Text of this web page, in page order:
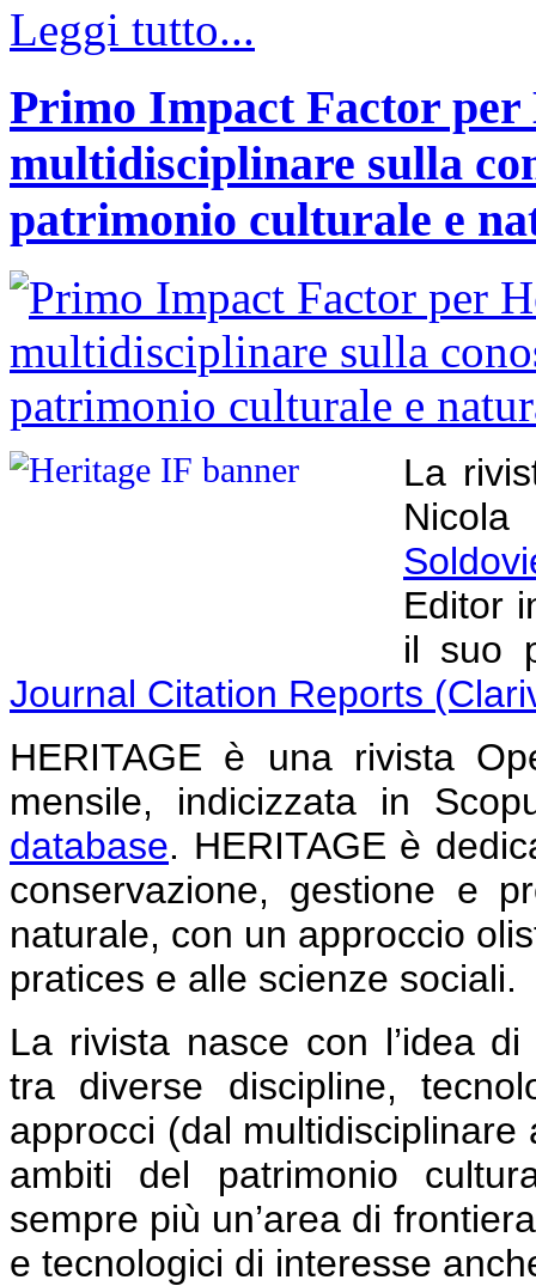
Leggi tutto...
Primo Impact Factor
multidisciplinare sulla
patrimonio culturale e
La
Editor
il suo
Journal Citation Reports
HERITAGE è una rivista
mensile, indicizzata in
database. HERITAGE è
conservazione, gestione e
naturale, con un approccio
pratices e alle scienze sociali.
La rivista nasce con l’idea
tra diverse discipline,
approcci (dal
ambiti del patrimonio
sempre più un’area di
e tecnologici di interesse